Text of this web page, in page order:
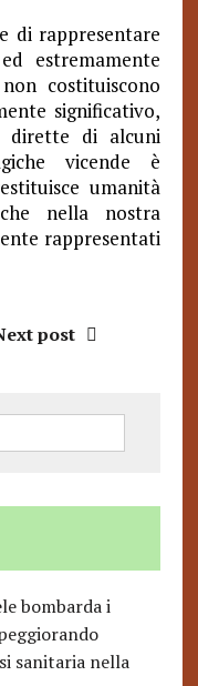
di rappresentare
estremamente
costituiscono
significativo,
dirette di alcuni
vicende è
umanità
nella nostra
rappresentati
post
bombarda i
sanitaria nella